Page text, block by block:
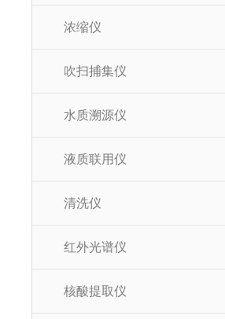
浓缩仪
吹扫捕集仪
水质溯源仪
液质联用仪
清洗仪
红外光谱仪
核酸提取仪